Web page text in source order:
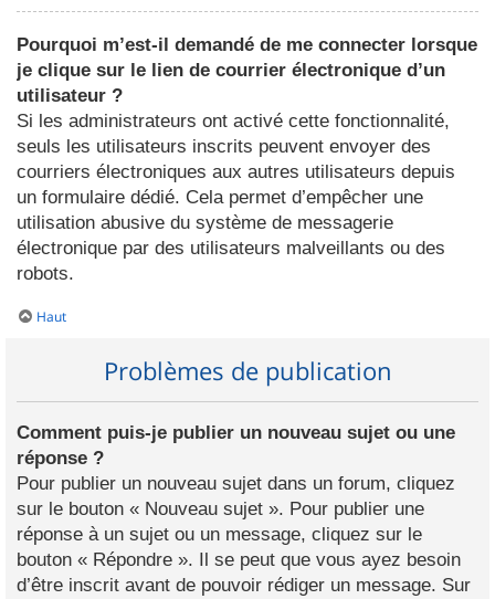
Pourquoi m’est-il demandé de me connecter lorsque
je clique sur le lien de courrier électronique d’un
utilisateur ?
Si les administrateurs ont activé cette fonctionnalité,
seuls les utilisateurs inscrits peuvent envoyer des
courriers électroniques aux autres utilisateurs depuis
un formulaire dédié. Cela permet d’empêcher une
utilisation abusive du système de messagerie
électronique par des utilisateurs malveillants ou des
robots.
Haut
Problèmes de publication
Comment puis-je publier un nouveau sujet ou une
réponse ?
Pour publier un nouveau sujet dans un forum, cliquez
sur le bouton « Nouveau sujet ». Pour publier une
réponse à un sujet ou un message, cliquez sur le
bouton « Répondre ». Il se peut que vous ayez besoin
d’être inscrit avant de pouvoir rédiger un message. Sur